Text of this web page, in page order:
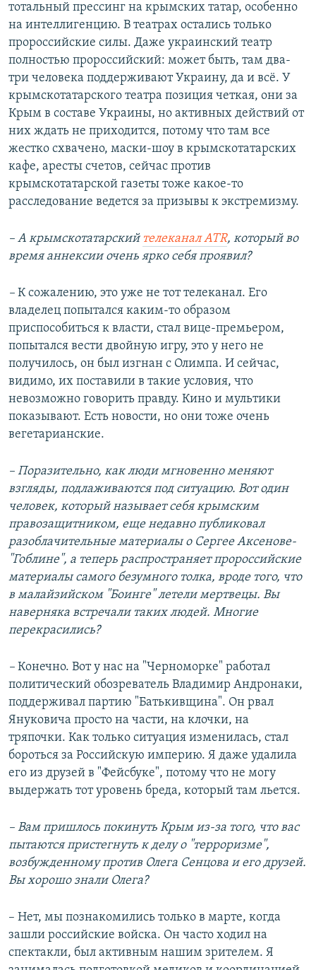
тотальный прессинг на крымских татар, особенно
на интеллигенцию. В театрах остались только
пророссийские силы. Даже украинский театр
полностью пророссийский: может быть, там два-
три человека поддерживают Украину, да и всё. У
крымскотатарского театра позиция четкая, они за
Крым в составе Украины, но активных действий от
них ждать не приходится, потому что там все
жестко схвачено, маски-шоу в крымскотатарских
кафе, аресты счетов, сейчас против
крымскотатарской газеты тоже какое-то
расследование ведется за призывы к экстремизму.
– А крымскотатарский телеканалATR, который во
время аннексии очень ярко себя проявил?
– К сожалению, это уже не тот телеканал. Его
владелец попытался каким-то образом
приспособиться к власти, стал вице-премьером,
попытался вести двойную игру, это у него не
получилось, он был изгнан с Олимпа. И сейчас,
видимо, их поставили в такие условия, что
невозможно говорить правду. Кино и мультики
показывают. Есть новости, но они тоже очень
вегетарианские.
– Поразительно, как люди мгновенно меняют
взгляды, подлаживаются под ситуацию. Вот один
человек, который называет себя крымским
правозащитником, еще недавно публиковал
разоблачительные материалы о Сергее Аксенове-
"Гоблине", а теперь распространяет пророссийские
материалы самого безумного толка, вроде того, что
в малайзийском "Боинге" летели мертвецы. Вы
наверняка встречали таких людей. Многие
перекрасились?
– Конечно. Вот у нас на "Черноморке" работал
политический обозреватель Владимир Андронаки,
поддерживал партию "Батькивщина". Он рвал
Януковича просто на части, на клочки, на
тряпочки. Как только ситуация изменилась, стал
бороться за Российскую империю. Я даже удалила
его из друзей в "Фейсбуке", потому что не могу
выдержать тот уровень бреда, который там льется.
– Вам пришлось покинуть Крым из-за того, что вас
пытаются пристегнуть к делу о "терроризме",
возбужденному против Олега Сенцова и его друзей.
Вы хорошо знали Олега?
– Нет, мы познакомились только в марте, когда
зашли российские войска. Он часто ходил на
спектакли, был активным нашим зрителем. Я